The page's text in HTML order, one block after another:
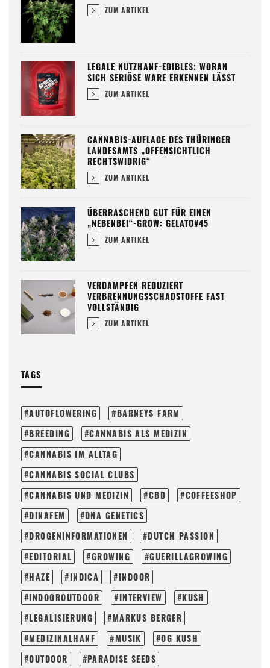
ZUM ARTIKEL
LEGALE NUTZHANF-EDIBLES: WORAN
SICH SERIÖSE WARE ERKENNEN LÄSST
ZUM ARTIKEL
CANNABIS-AUFLAGE DES THÜRINGER
LANDESAMTS „OFFENSICHTLICH
RECHTSWIDRIG“
ZUM ARTIKEL
ÜBERRASCHEND GUT FÜR EINEN
„NEBENBEI“-GROW: GELATO#45
ZUM ARTIKEL
VERDAMPFEN REDUZIERT
VERBRENNUNGSSCHADSTOFFE FAST
VOLLSTÄNDIG
ZUM ARTIKEL
TAGS
AUTOFLOWERING
BARNEYS FARM
BREEDING
CANNABIS ALS MEDIZIN
CANNABIS IM ALLTAG
CANNABIS SOCIAL CLUBS
CANNABIS UND MEDIZIN
CBD
COFFEESHOP
DINAFEM
DNA GENETICS
DROGENINFORMATIONEN
DUTCH PASSION
EDITORIAL
GROWING
GUERILLAGROWING
HAZE
INDICA
INDOOR
INDOOROUTDOOR
INTERVIEW
KUSH
LEGALISIERUNG
MARKUS BERGER
MEDIZINALHANF
MUSIK
OG KUSH
OUTDOOR
PARADISE SEEDS